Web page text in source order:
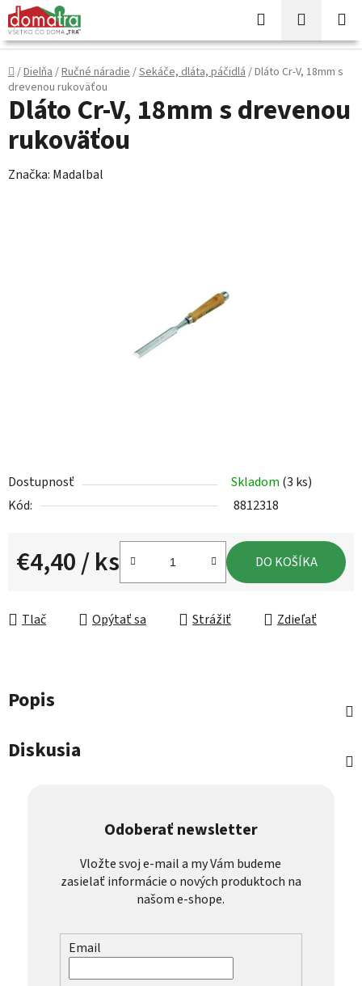
Prejsť
na
obsah
Hľadať
KOŠÍK
Domov
/Dielňa/Ručné náradie/Sekáče, dláta, páčidlá/Dláto Cr-V, 18mm s
drevenou rukoväťou
Dostupnosť Skladom (3 ks)
Kód:
8812318
€4,40/ ks DO KOŠÍKA
Tlač Opýtať sa Strážiť Zdieľať
Dláto Cr-V, 18mm s drevenou
rukoväťou
Značka: Madalbal
Popis
Diskusia
Odoberať newsletter
Vložte svoj e-mail a my Vám budeme
zasielať informácie o nových produktoch na
našom e-shope.
Email